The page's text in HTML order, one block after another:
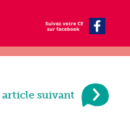
article suivant